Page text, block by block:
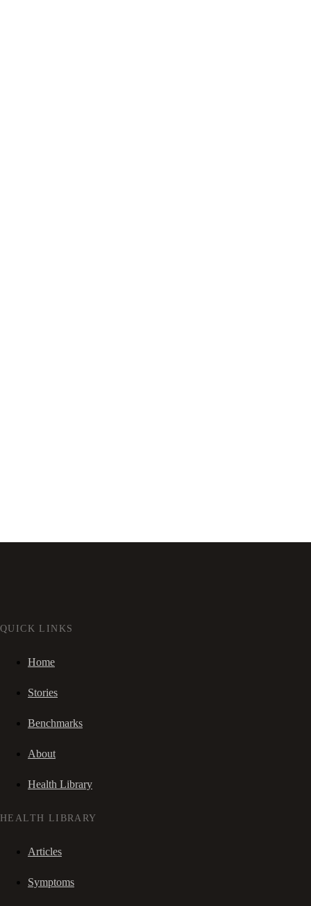
QUICK LINKS
Home
Stories
Benchmarks
About
Health Library
HEALTH LIBRARY
Articles
Symptoms